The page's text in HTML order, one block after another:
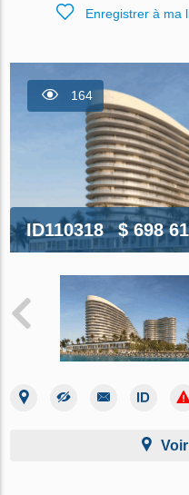
Enregistrer à ma
164
ID110318 $ 698